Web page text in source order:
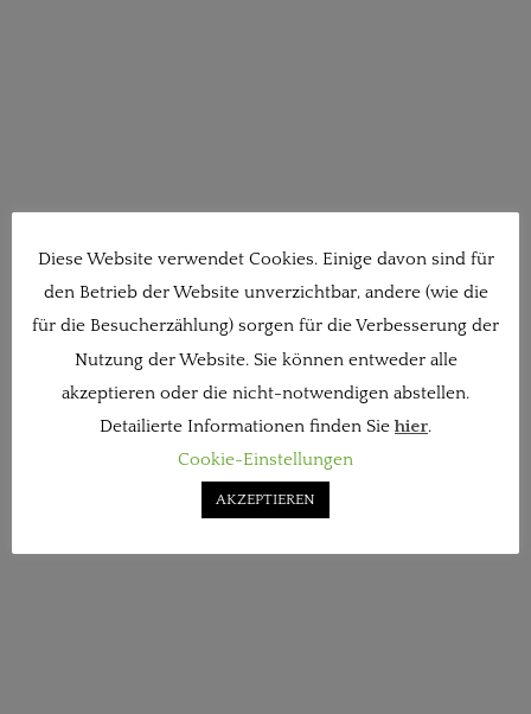
Diese Website verwendet Cookies. Einige davon sind für
den Betrieb der Website unverzichtbar, andere (wie die
für die Besucherzählung) sorgen für die Verbesserung der
Nutzung der Website. Sie können entweder alle
akzeptieren oder die nicht-notwendigen abstellen.
Detailierte Informationen finden Siehier.
Cookie-Einstellungen
AKZEPTIEREN